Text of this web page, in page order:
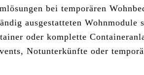
bei temporären
ausgestatteten Wohnmodule
oder komplette
Notunterkünfte oder